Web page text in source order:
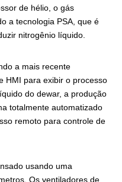
de hélio, o gás
a tecnologia PSA, que é
nitrogênio líquido.
a mais recente
HMI para exibir o processo
do dewar, a produção
totalmente automatizado
remoto para controle de
usando uma
Os ventiladores de